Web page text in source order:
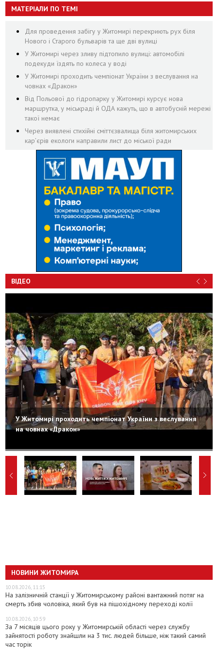
МАТЕРІАЛИ ПО ТЕМІ
Для проведення забігу у Житомирі перекриють рух біля
Нового і Старого бульварів та ще дві вулиці
У Житомирі через зливу підтопило вулиці: автомобілі
подекуди їздять по колеса у воді
У Житомирі проходить чемпіонат України з веслування на
човнах «Дракон»
Від Польової до гідропарку у Житомирі курсує нова
маршрутка, у міськраді й ОДА кажуть, що в автобусній мережі
такої немає
Через виявлені стихійні сміттєзвалища біля житомирських
кар’єрів екологи направили лист до міської ради
ВІДЕО
У Житомирі проходить чемпіонат України з веслування
на човнах «Дракон»
НОВИНИ ЖИТОМИРА
10.08.2026, 11:15
На залізничній станції у Житомирському районі вантажний потяг на
смерть збив чоловіка, який був на пішохідному переході колії
10.08.2026, 10:59
За 7 місяців цього року у Житомирській області через службу
зайнятості роботу знайшли на 3 тис. людей більше, ніж такий самий
час торік